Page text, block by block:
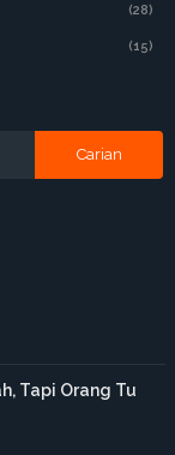
(28)
(15)
Tapi Orang Tu